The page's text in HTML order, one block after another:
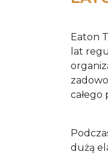
Eaton
lat
całego
dużą